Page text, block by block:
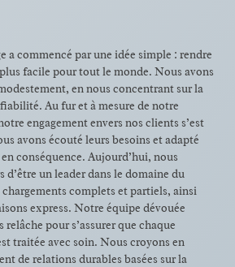
a commencé par une idée simple : rendre
facile pour tout le monde. Nous avons
en nous concentrant sur la
Au fur et à mesure de notre
engagement envers nos clients s’est
avons écouté leurs besoins et adapté
conséquence. Aujourd’hui, nous
d’être un leader dans le domaine du
complets et partiels, ainsi
express. Notre équipe dévouée
relâche pour s’assurer que chaque
traitée avec soin. Nous croyons en
de relations durables basées sur la